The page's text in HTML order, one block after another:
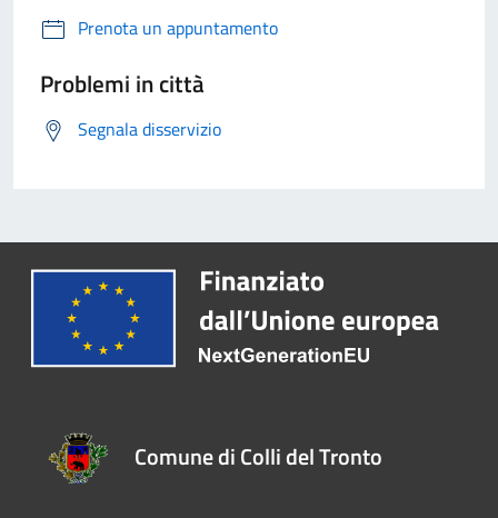
Prenota un appuntamento
Problemi in città
Segnala disservizio
Comune di Colli del Tronto